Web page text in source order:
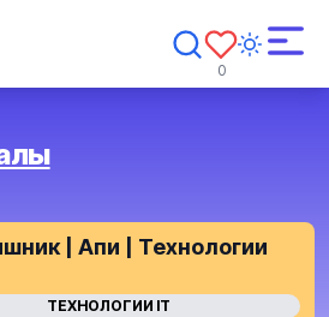
0
| Апи | Технологии
ТЕХНОЛОГИИ IT